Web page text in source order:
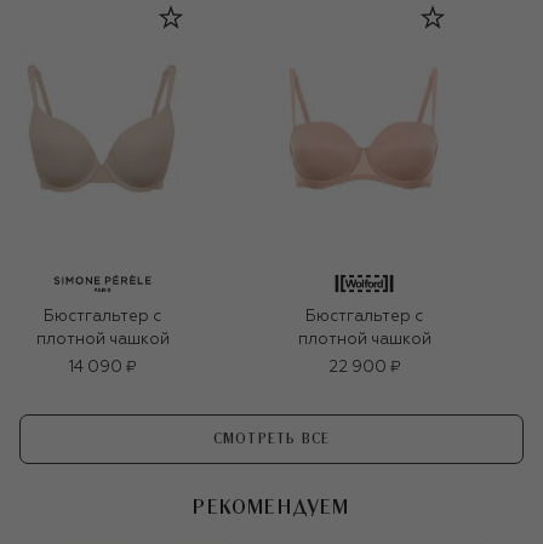
Бюстгальтер с
плотной чашкой
14 090 ₽
Бюстгальтер с
плотной чашкой
22 900 ₽
СМОТРЕТЬ ВСЕ
РЕКОМЕНДУЕМ